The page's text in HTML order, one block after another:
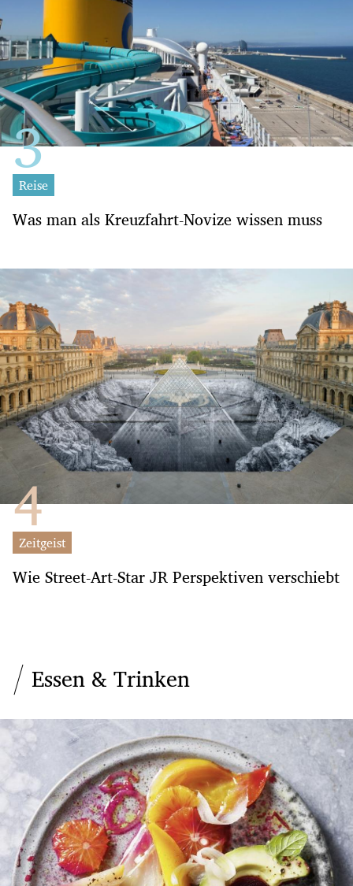
Reise
Was man als Kreuzfahrt-Novize wissen muss
Zeitgeist
Wie Street-Art-Star JR Perspektiven verschiebt
Essen & Trinken